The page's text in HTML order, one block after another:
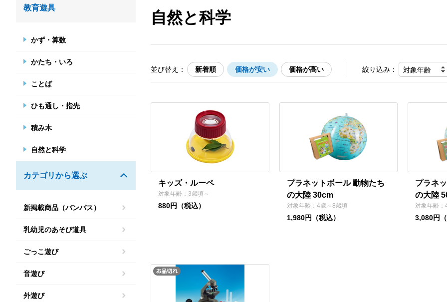
教育遊具
かず・算数
かたち・いろ
ことば
ひも通し・指先
積み木
自然と科学
カテゴリから選ぶ
新掲載商品（バンパス）
乳幼児のあそび道具
ごっこ遊び
音遊び
外遊び
自然と科学
並び替え： 新着順 価格が安い 価格が高い 絞り込み： 対象年齢
キッズ・ルーペ
対象年齢：3歳頃～
880円（税込）
プラネットボール 動物たち
の大陸 30cm
対象年齢：4歳～8歳頃
1,980円（税込）
プラネ
の大陸
対象年齢：
3,080円